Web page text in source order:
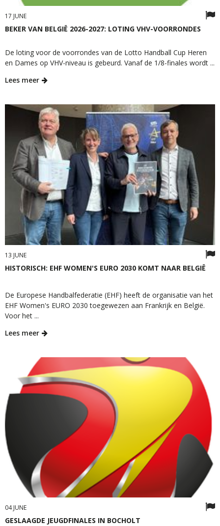
17 JUNE
BEKER VAN BELGIË 2026-2027: LOTING VHV-VOORRONDES
De loting voor de voorrondes van de Lotto Handball Cup Heren
en Dames op VHV-niveau is gebeurd. Vanaf de 1/8-finales wordt ...
Lees meer
13 JUNE
HISTORISCH: EHF WOMEN'S EURO 2030 KOMT NAAR BELGIË
De Europese Handbalfederatie (EHF) heeft de organisatie van het
EHF Women's EURO 2030 toegewezen aan Frankrijk en België.
Voor het ...
Lees meer
04 JUNE
GESLAAGDE JEUGDFINALES IN BOCHOLT